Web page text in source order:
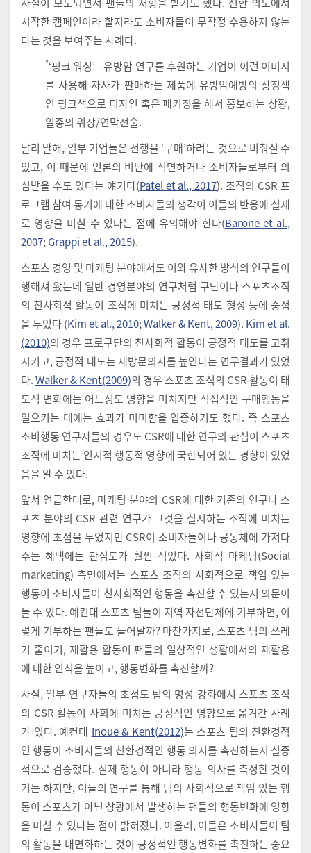
시작한 캠페인이라 할지라도 소비자들이 무작정 수용하지 않는
다는 것을 보여주는 사례다.
*‘핑크 워싱’ - 유방암 연구를 후원하는 기업이 이런 이미지
를 사용해 자사가 판매하는 제품에 유방암예방의 상징색
인 핑크색으로 디자인 혹은 패키징을 해서 홍보하는 상황,
일종의 위장/연막전술.
달리 말해, 일부 기업들은 선행을 ‘구매’하려는 것으로 비춰질 수
있고, 이 때문에 언론의 비난에 직면하거나 소비자들로부터 의
심받을 수도 있다는 얘기다(Patel et al., 2017). 조직의 CSR 프
로그램 참여 동기에 대한 소비자들의 생각이 이들의 반응에 실제
로 영향을 미칠 수 있다는 점에 유의해야 한다(Barone et al.,
2007; Grappi et al., 2015).
스포츠 경영 및 마케팅 분야에서도 이와 유사한 방식의 연구들이
행해져 왔는데 일반 경영분야의 연구처럼 구단이나 스포츠조직
의 친사회적 활동이 조직에 미치는 긍정적 태도 형성 등에 중점
을 두었다 (Kim et al., 2010;Walker & Kent, 2009). Kim et al.
(2010)의 경우 프로구단의 친사회적 활동이 긍정적 태도를 고취
시키고, 긍정적 태도는 재방문의사를 높인다는 연구결과가 있었
다.Walker & Kent(2009)의 경우 스포츠 조직의 CSR 활동이 태
도적 변화에는 어느정도 영향을 미치지만 직접적인 구매행동을
일으키는 데에는 효과가 미미함을 입증하기도 했다. 즉 스포츠
소비행동 연구자들의 경우도 CSR에 대한 연구의 관심이 스포츠
조직에 미치는 인지적 행동적 영향에 국한되어 있는 경향이 있었
음을 알 수 있다.
앞서 언급한대로, 마케팅 분야의 CSR에 대한 기존의 연구나 스
포츠 분야의 CSR 관련 연구가 그것을 실시하는 조직에 미치는
영향에 초점을 두었지만 CSR이 소비자들이나 공동체에 가져다
주는 혜택에는 관심도가 훨씬 적었다. 사회적 마케팅(Social
marketing) 측면에서는 스포츠 조직의 사회적으로 책임 있는
행동이 소비자들이 친사회적인 행동을 촉진할 수 있는지 의문이
들 수 있다. 예컨대 스포츠 팀들이 지역 자선단체에 기부하면, 이
렇게 기부하는 팬들도 늘어날까? 마찬가지로, 스포츠 팀의 쓰레
기 줄이기, 재활용 활동이 팬들의 일상적인 생활에서의 재활용
에 대한 인식을 높이고, 행동변화를 촉진할까?
사실, 일부 연구자들의 초점도 팀의 명성 강화에서 스포츠 조직
의 CSR 활동이 사회에 미치는 긍정적인 영향으로 옮겨간 사례
가 있다. 예컨대 Inoue & Kent(2012)는 스포츠 팀의 친환경적
인 행동이 소비자들의 친환경적인 행동 의지를 촉진하는지 실증
적으로 검증했다. 실제 행동이 아니라 행동 의사를 측정한 것이
기는 하지만, 이들의 연구를 통해 팀의 사회적으로 책임 있는 행
동이 스포츠가 아닌 상황에서 발생하는 팬들의 행동변화에 영향
을 미칠 수 있다는 점이 밝혀졌다. 아울러, 이들은 소비자들이 팀
의 활동을 내면화하는 것이 긍정적인 행동변화를 촉진하는 중요